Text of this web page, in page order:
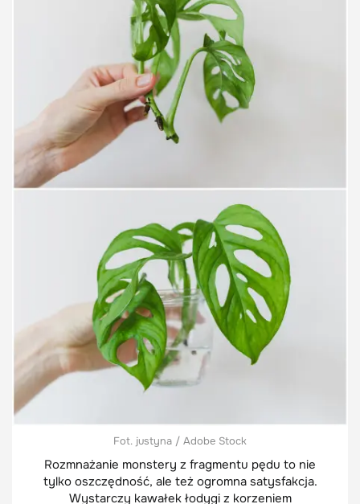
Fot. justyna / Adobe Stock
Rozmnażanie monstery z fragmentu pędu to nie
tylko oszczędność, ale też ogromna satysfakcja.
Wystarczy kawałek łodygi z korzeniem